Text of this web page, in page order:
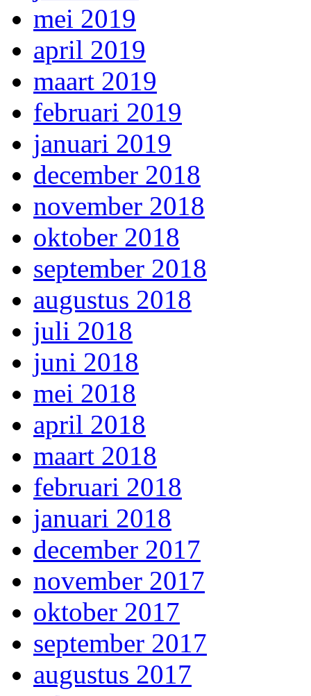
mei 2019
april 2019
maart 2019
februari 2019
januari 2019
december 2018
november 2018
oktober 2018
september 2018
augustus 2018
juli 2018
juni 2018
mei 2018
april 2018
maart 2018
februari 2018
januari 2018
december 2017
november 2017
oktober 2017
september 2017
augustus 2017